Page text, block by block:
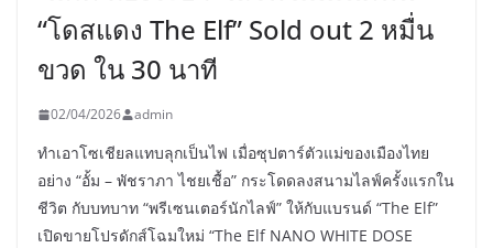
“โดสแดง The Elf” Sold out 2 หมื่น
ขวด ใน 30 นาที
02/04/2026 admin
ทำเอาโซเชียลแทบลุกเป็นไฟ เมื่อซุปตาร์ตัวแม่ของเมืองไทย
อย่าง “อั้ม – พัชราภา ไชยเชื้อ” กระโดดลงสนามไลฟ์ครั้งแรกใน
ชีวิต กับบทบาท “พรีเซนเตอร์นักไลฟ์” ให้กับแบรนด์ “The Elf”
เปิดขายโปรดักส์โฉมใหม่ “The Elf NANO WHITE DOSE